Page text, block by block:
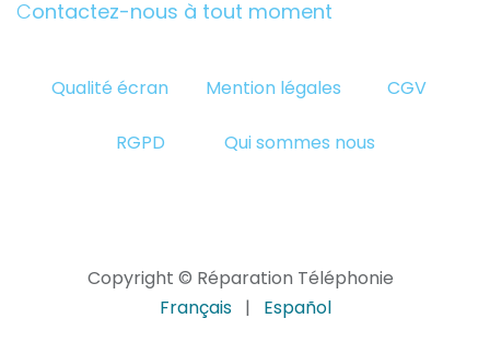
Contactez-nous à tout moment
Qualité écran Mention légales CGV
RGPD Qui sommes nous
Copyright © Réparation Téléphonie
Français | Español